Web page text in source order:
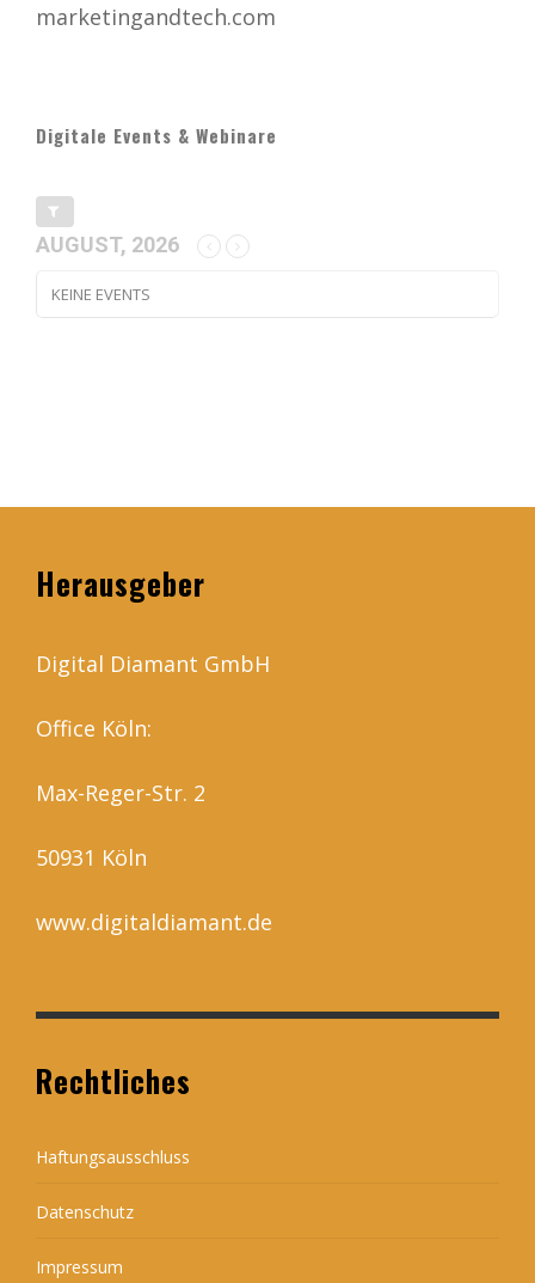
marketingandtech.com
Digitale Events & Webinare
AUGUST, 2026
KEINE EVENTS
Herausgeber
Digital Diamant GmbH
Office Köln:
Max-Reger-Str. 2
50931 Köln
www.digitaldiamant.de
Rechtliches
Haftungsausschluss
Datenschutz
Impressum